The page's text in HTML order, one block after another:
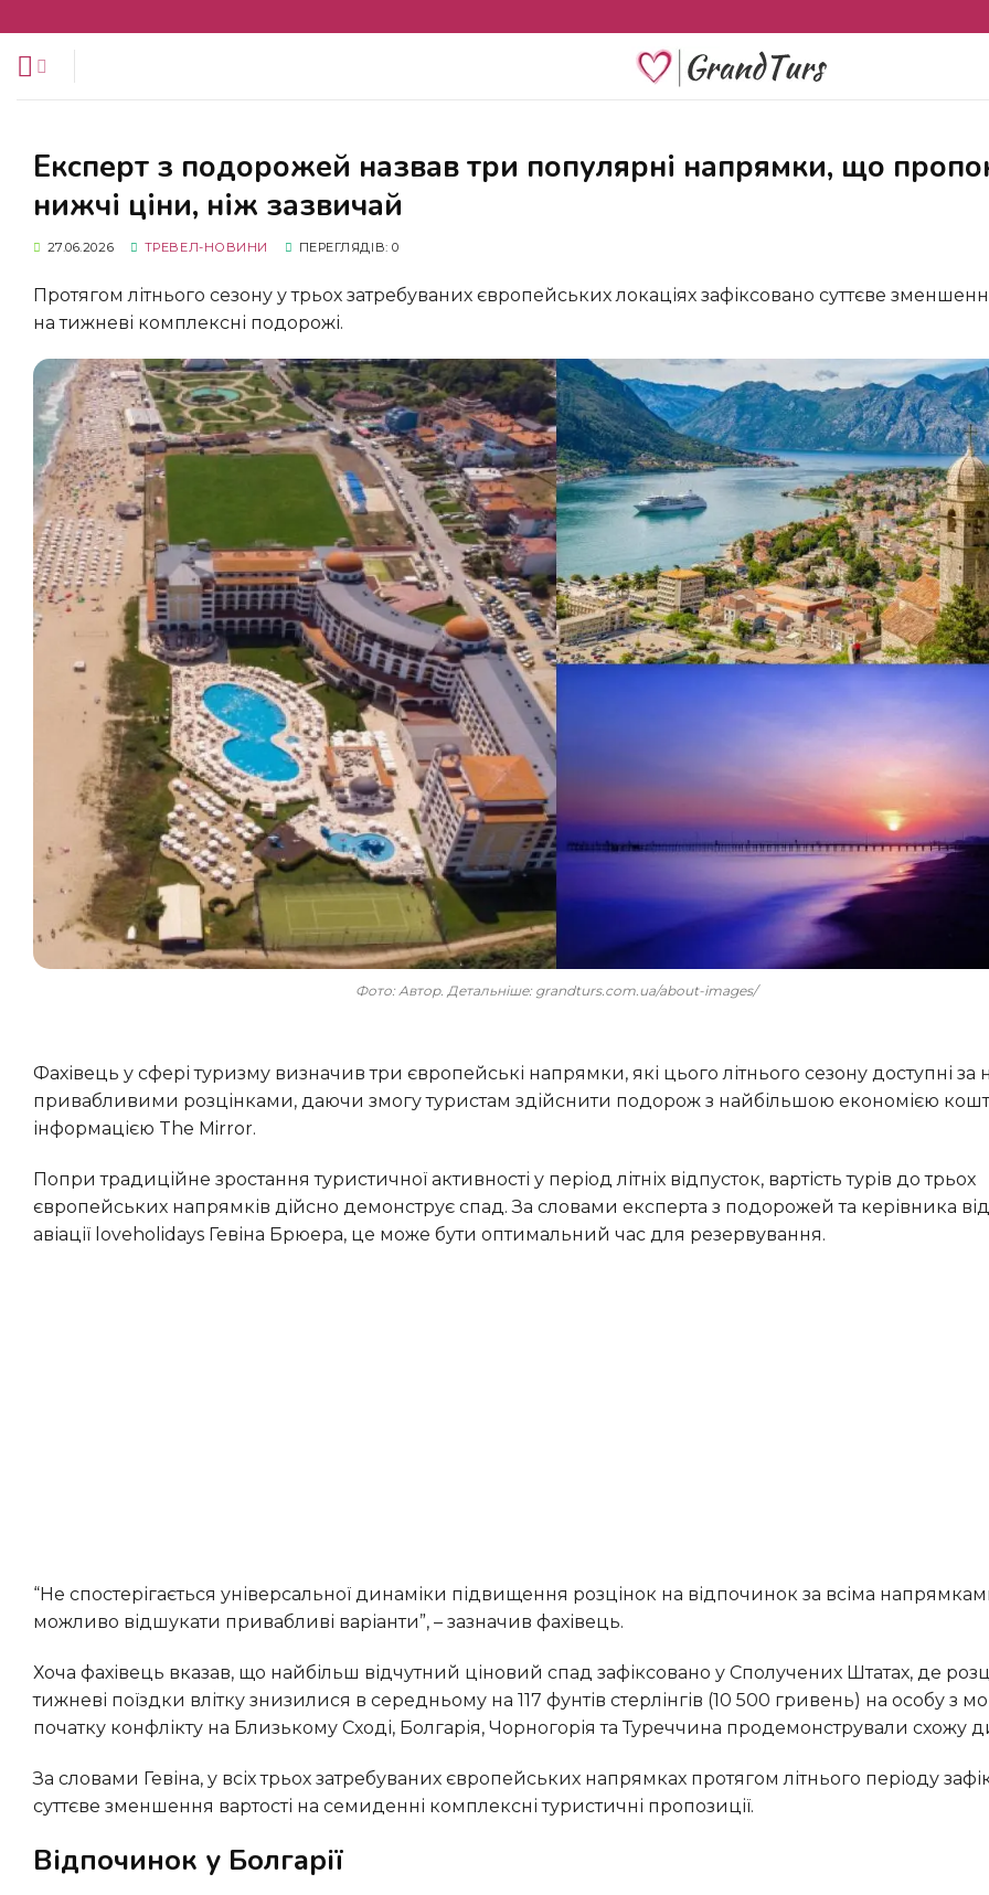
змісту
Експерт з подорожей назвав три популярні напрямки, що пропонують
нижчі ціни, ніж зазвичай
27.06.2026 ТРЕВЕЛ-НОВИНИ ПЕРЕГЛЯДІВ: 0
Протягом літнього сезону у трьох затребуваних європейських локаціях зафіксовано суттєве зменшення вартості
на тижневі комплексні подорожі.
Фото: Автор. Детальніше: grandturs.com.ua/about-images/
Фахівець у сфері туризму визначив три європейські напрямки, які цього літнього сезону доступні за найбільш
привабливими розцінками, даючи змогу туристам здійснити подорож з найбільшою економією
інформацією The Mirror.
Попри традиційне зростання туристичної активності у період літніх відпусток, вартість турів до трьох
європейських напрямків дійсно демонструє спад. За словами експерта з подорожей та керівника
авіації loveholidays Гевіна Брюера, це може бути оптимальний час для резервування.
“Не спостерігається універсальної динаміки підвищення розцінок на відпочинок за всіма напрямками, і досі
можливо відшукати привабливі варіанти”, – зазначив фахівець.
Хоча фахівець вказав, що найбільш відчутний ціновий спад зафіксовано у Сполучених Штатах, де розцінки на
тижневі поїздки влітку знизилися в середньому на 117 фунтів стерлінгів (10 500 гривень) на особу з
початку конфлікту на Близькому Сході, Болгарія, Чорногорія та Туреччина продемонстрували схожу
За словами Гевіна, у всіх трьох затребуваних європейських напрямках протягом літнього періоду зафіксовано
суттєве зменшення вартості на семиденні комплексні туристичні пропозиції.
Відпочинок у Болгарії